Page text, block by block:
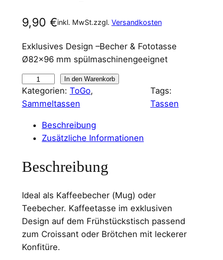
9,90 €inkl. MwSt.zzgl. Versandkosten
Exklusives Design –Becher & Fototasse
Ø82×96 mm spülmaschinengeeignet
r
e
a
e
n
N
o
r
In den Warenkorb
Kategorien: ToGo
Sammeltassen
Tags:
Tassen
Beschreibung
Zusätzliche Informationen
Beschreibung
Ideal als Kaffeebecher (Mug) oder
Teebecher. Kaffeetasse im exklusiven
Design auf dem Frühstückstisch passend
zum Croissant oder Brötchen mit leckerer
Konfitüre.